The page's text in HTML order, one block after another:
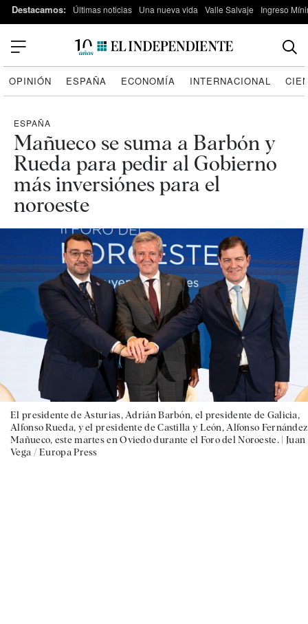
Destacamos: Últimas noticias Una nueva vida Valle Salvaje Ingreso
OPINIÓN ESPAÑA ECONOMÍA INTERNACIONAL
ESPAÑA
Mañueco se suma a Barbón y
Rueda para pedir al Gobierno
más inversiónes para el
noroeste
El presidente de Asturias, Adrián Barbón, el presidente de Galicia,
Alfonso Rueda, y el presidente de Castilla y León, Alfonso Fernández
Mañueco, este martes en Oviedo durante el Foro del Noroeste. | Juan
Vega / Europa Press